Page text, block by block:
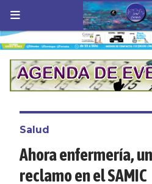
Ahora enfermería,
reclamo en el SAMIC
Salud